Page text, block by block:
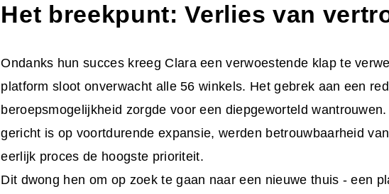
Het breekpunt: Verlies van
Ondanks hun succes kreeg Clara een verwoestende klap te
platform sloot onverwacht alle 56 winkels. Het gebrek aan een
beroepsmogelijkheid zorgde voor een diepgeworteld
gericht is op voortdurende expansie, werden betrouwbaarheid
eerlijk proces de hoogste prioriteit.
Dit dwong hen om op zoek te gaan naar een nieuwe thuis - een